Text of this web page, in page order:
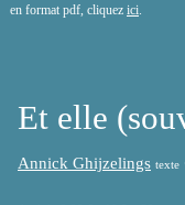
en format pdf, cliquez ici
Et elle
Annick Ghijzelings texte